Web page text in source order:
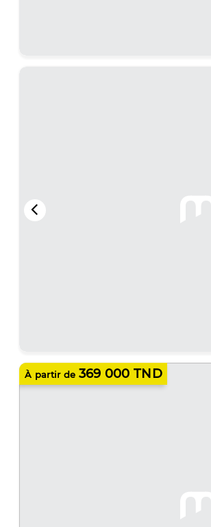
À partir de 369 000 TND